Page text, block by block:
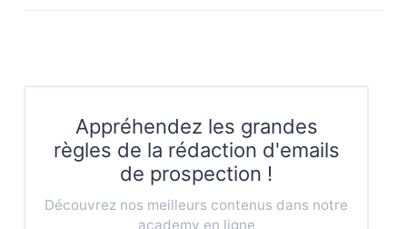
Appréhendez les grandes
règles de la rédaction d'emails
de prospection !
Découvrez nos meilleurs contenus dans notre
academy en ligne